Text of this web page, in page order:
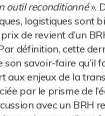
outil reconditionné».
logistiques sont
de revient d’un
définition, cette
son savoir-faire qu’il
aux enjeux de la
par le prisme de
avec un BRH